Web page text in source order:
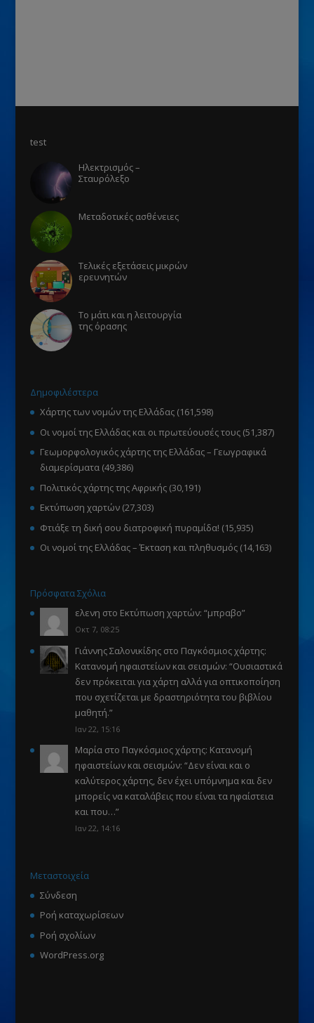
test
Ηλεκτρισμός –
Σταυρόλεξο
Μεταδοτικές ασθένειες
Τελικές εξετάσεις μικρών
ερευνητών
Το μάτι και η λειτουργία
της όρασης
Δημοφιλέστερα
Χάρτης των νομών της Ελλάδας (161,598)
Οι νομοί της Ελλάδας και οι πρωτεύουσές τους (51,387)
Γεωμορφολογικός χάρτης της Ελλάδας – Γεωγραφικά
διαμερίσματα (49,386)
Πολιτικός χάρτης της Αφρικής (30,191)
Εκτύπωση χαρτών (27,303)
Φτιάξε τη δική σου διατροφική πυραμίδα! (15,935)
Οι νομοί της Ελλάδας – Έκταση και πληθυσμός (14,163)
Πρόσφατα Σχόλια
ελενη στο Εκτύπωση χαρτών: “μπραβο”
Οκτ 7, 08:25
Γιάννης Σαλονικίδηςστο Παγκόσμιος χάρτης:
Κατανομή ηφαιστείων και σεισμών: “Ουσιαστικά
δεν πρόκειται για χάρτη αλλά για οπτικοποίηση
που σχετίζεται με δραστηριότητα του βιβλίου
μαθητή.”
Ιαν 22, 15:16
Μαρίαστο Παγκόσμιος χάρτης: Κατανομή
ηφαιστείων και σεισμών: “Δεν είναι και ο
καλύτερος χάρτης, δεν έχει υπόμνημα και δεν
μπορείς να καταλάβεις που είναι τα ηφαίστεια
και που…”
Ιαν 22, 14:16
Μεταστοιχεία
Σύνδεση
Ροή καταχωρίσεων
Ροή σχολίων
WordPress.org